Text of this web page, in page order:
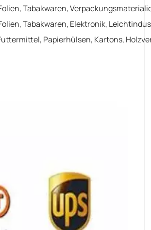
Tabakwaren,
Tabakwaren, Elektronik,
Papierhülsen, Kartons,